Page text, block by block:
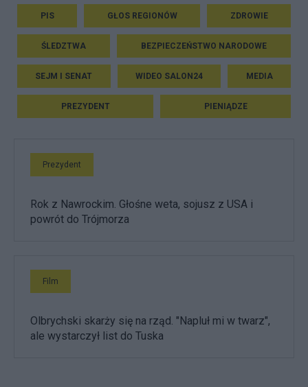
PIS GŁOS REGIONÓW ZDROWIE
ŚLEDZTWA BEZPIECZEŃSTWO NARODOWE
SEJM I SENAT WIDEO SALON24 MEDIA
PREZYDENT PIENIĄDZE
Prezydent
Rok z Nawrockim. Głośne weta, sojusz z USA i
powrót do Trójmorza
Film
Olbrychski skarży się na rząd. "Napluł mi w twarz",
ale wystarczył list do Tuska